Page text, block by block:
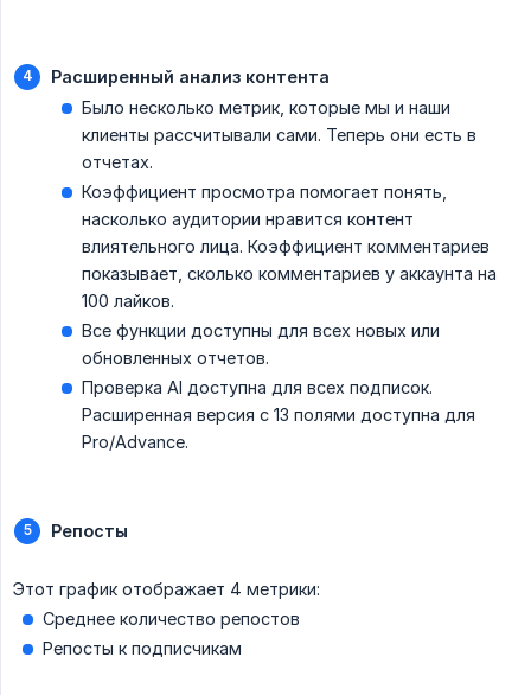
Расширенный анализ контента
Было несколько метрик, которые мы и наши
клиенты рассчитывали сами. Теперь они есть в
отчетах.
Коэффициент просмотра помогает понять,
насколько аудитории нравится контент
влиятельного лица. Коэффициент комментариев
показывает, сколько комментариев у аккаунта на
100 лайков.
Все функции доступны для всех новых или
обновленных отчетов.
Проверка AI доступна для всех подписок.
Расширенная версия с 13 полями доступна для
Pro/Advance.
Репосты
Этот график отображает 4 метрики:
Среднее количество репостов
Репосты к подписчикам